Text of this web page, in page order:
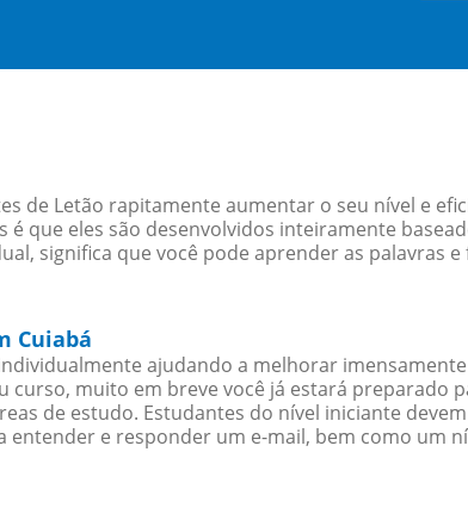
de Letão rapitamente aumentar o seu nível e
que eles são desenvolvidos inteiramente
significa que você pode aprender as palavras
Cuiabá
ajudando a melhorar
curso, muito em breve você já estará preparado
de estudo. Estudantes do nível iniciante
e responder um e-mail, bem como um